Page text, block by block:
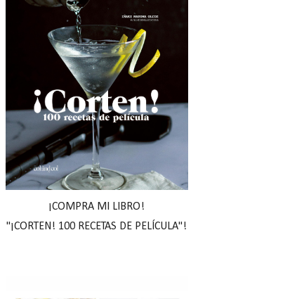
¡COMPRA MI LIBRO!
"¡CORTEN! 100 RECETAS DE PELÍCULA"!